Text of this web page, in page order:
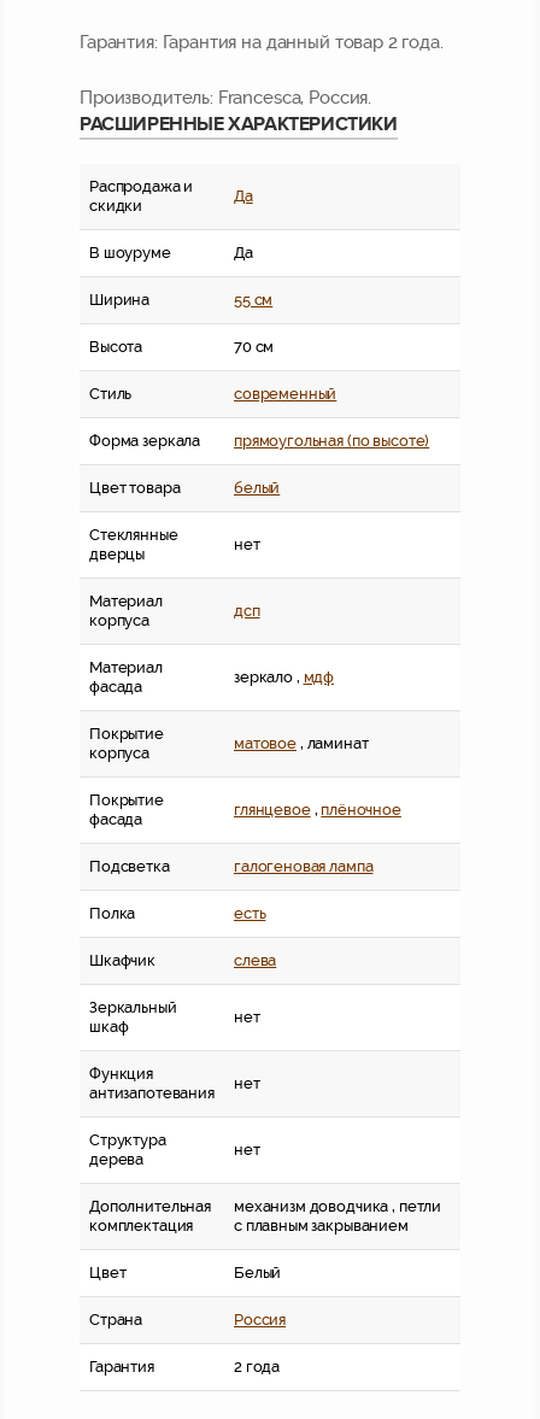
Гарантия: Гарантия на данный товар 2 года.
Производитель: Francesca, Россия.
РАСШИРЕННЫЕ ХАРАКТЕРИСТИКИ
Распродажа и
скидки
Да
В шоуруме Да
Ширина 55 см
Высота 70 см
Стиль современный
Форма зеркала прямоугольная (по высоте)
Цвет товара белый
Стеклянные
дверцы
нет
Материал
корпуса
дсп
Материал
фасада
зеркало , мдф
Покрытие
корпуса
матовое, ламинат
Покрытие
фасада
глянцевое, плёночное
Подсветка галогеновая лампа
Полка есть
Шкафчик слева
Зеркальный
шкаф
нет
Функция
антизапотевания
нет
Структура
дерева
нет
Дополнительная
комплектация
механизм доводчика , петли
с плавным закрыванием
Цвет Белый
Страна Россия
Гарантия 2 года